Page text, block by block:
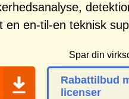
en en-til-en teknisk
Spar din
Rabattilbud
licenser